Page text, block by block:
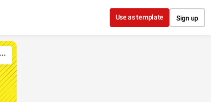
Use as template Sign up